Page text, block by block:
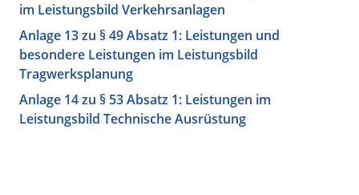
im Leistungsbild Verkehrsanlagen
Anlage 13 zu § 49 Absatz 1: Leistungen und
besondere Leistungen im Leistungsbild
Tragwerksplanung
Anlage 14 zu § 53 Absatz 1: Leistungen im
Leistungsbild Technische Ausrüstung